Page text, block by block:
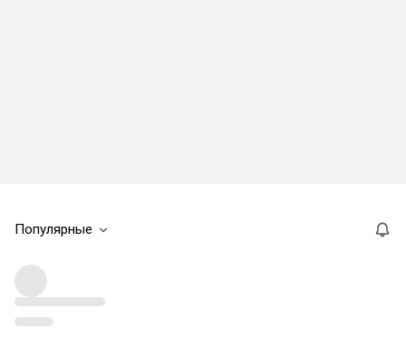
Популярные